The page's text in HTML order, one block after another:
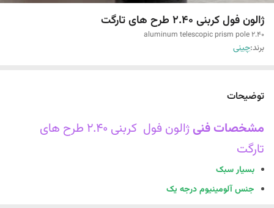
ژالون فول کربنی 2.40 طرح های تارگت
aluminum telescopic prism pole 2.40
برند:چینی
توضیحات
مشخصات فنی
ژالون فول کربنی 2.40 طرح های
تارگت
بسیار سبک
جنس آلومینیوم درجه یک